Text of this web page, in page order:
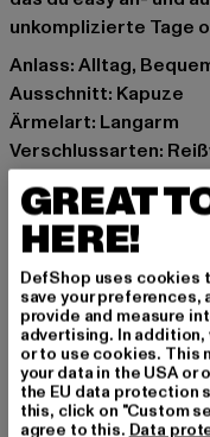
unkomplizierte Tage
Anlass: Alltag,
Ausschnitt: Kapuze
Ärmelart: Langarm
Verschlussarten:
Details:
Schnitt: Oversize
Marke: Another
Kat.: Sweat & Fleece
Farbe: schwarz
Hersteller Farbe:
Polyester
Art.Nr:
GREAT
HERE!
DefShop uses cookies
save your preferences,
provide and measure
advertising. In
or to use cookies. This
your data in the USA or
the EU data protection
this, click on "Custom
agree to this. Data